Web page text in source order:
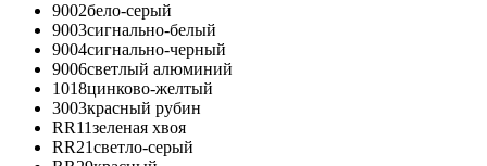
9002бело-серый
9003сигнально-белый
9004сигнально-черный
9006светлый алюминий
1018цинково-желтый
3003красный рубин
RR11зеленая хвоя
RR21светло-серый